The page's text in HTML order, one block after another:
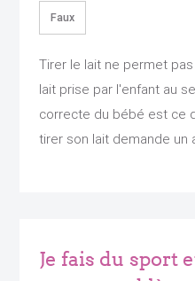
Faux
Tirer le lait ne permet
lait prise par l'enfant au
correcte du bébé est ce
tirer son lait demande un
Je fais du sport